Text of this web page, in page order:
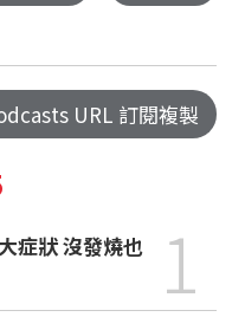
URL 訂閱複製
1